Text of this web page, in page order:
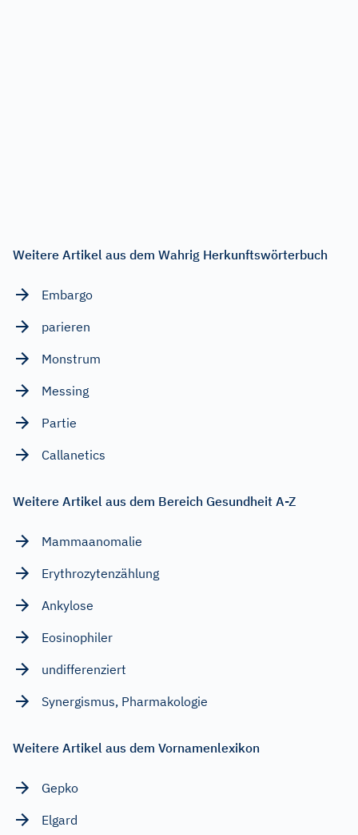
Weitere Artikel aus dem Wahrig Herkunftswörterbuch
Embargo
parieren
Monstrum
Messing
Partie
Callanetics
Weitere Artikel aus dem Bereich Gesundheit A-Z
Mammaanomalie
Erythrozytenzählung
Ankylose
Eosinophiler
undifferenziert
Synergismus, Pharmakologie
Weitere Artikel aus dem Vornamenlexikon
Gepko
Elgard